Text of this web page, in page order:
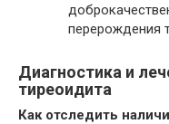
перерождения
Диагностика и
тиреоидита
Как отследить